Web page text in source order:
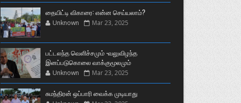
தையிட்டி விகாரை: என்ன செய்யலாம்?
Unknown Mar 23, 2025
பட்டலந்த வெளிச்சமும் -வலுவிழந்த
இனப்படுகொலை வாக்குமூலமும்
Unknown Mar 23, 2025
சுமந்திரன் ஒப்பாரி வைக்க முடியாது